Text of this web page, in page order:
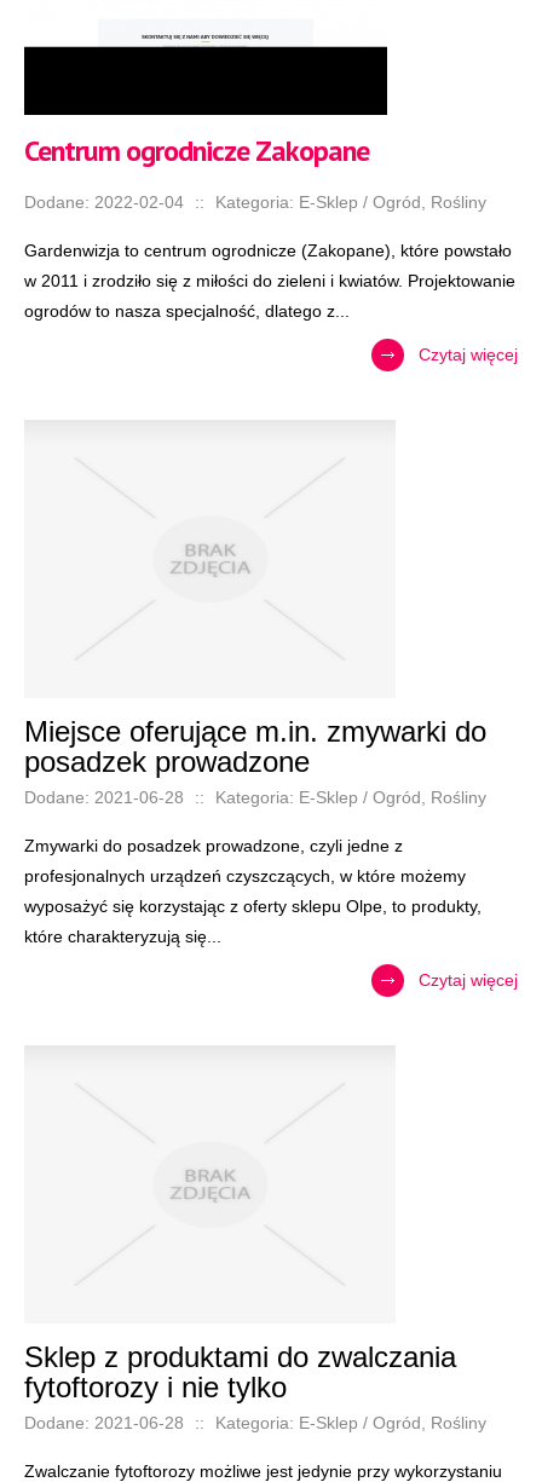
Centrum ogrodnicze Zakopane
Dodane: 2022-02-04 :: Kategoria: E-Sklep / Ogród, Rośliny
Gardenwizja to centrum ogrodnicze (Zakopane), które powstało
w 2011 i zrodziło się z miłości do zieleni i kwiatów. Projektowanie
ogrodów to nasza specjalność, dlatego z...
Czytaj więcej
Miejsce oferujące m.in. zmywarki do
posadzek prowadzone
Dodane: 2021-06-28 :: Kategoria: E-Sklep / Ogród, Rośliny
Zmywarki do posadzek prowadzone, czyli jedne z
profesjonalnych urządzeń czyszczących, w które możemy
wyposażyć się korzystając z oferty sklepu Olpe, to produkty,
które charakteryzują się...
Czytaj więcej
Sklep z produktami do zwalczania
fytoftorozy i nie tylko
Dodane: 2021-06-28 :: Kategoria: E-Sklep / Ogród, Rośliny
Zwalczanie fytoftorozy możliwe jest jedynie przy wykorzystaniu